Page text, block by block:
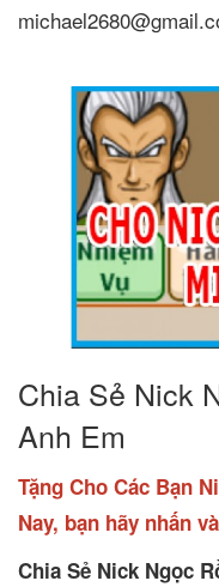
Chia Sẻ Nick
Anh Em
Tặng Cho Các Bạn
Nay, bạn hãy nhấn
Chia Sẻ Nick Ngọc